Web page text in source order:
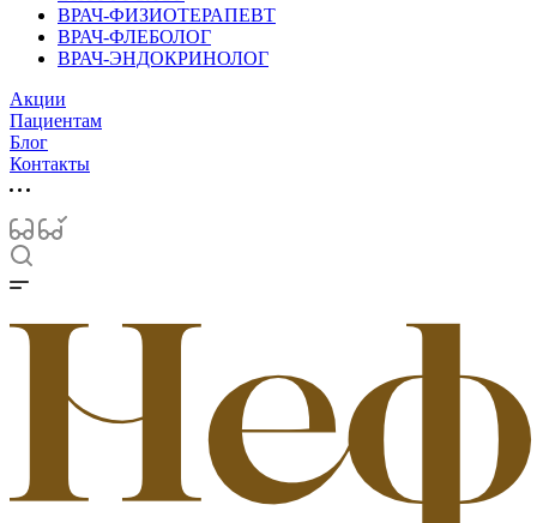
ВРАЧ-ФИЗИОТЕРАПЕВТ
ВРАЧ-ФЛЕБОЛОГ
ВРАЧ-ЭНДОКРИНОЛОГ
Акции
Пациентам
Блог
Контакты